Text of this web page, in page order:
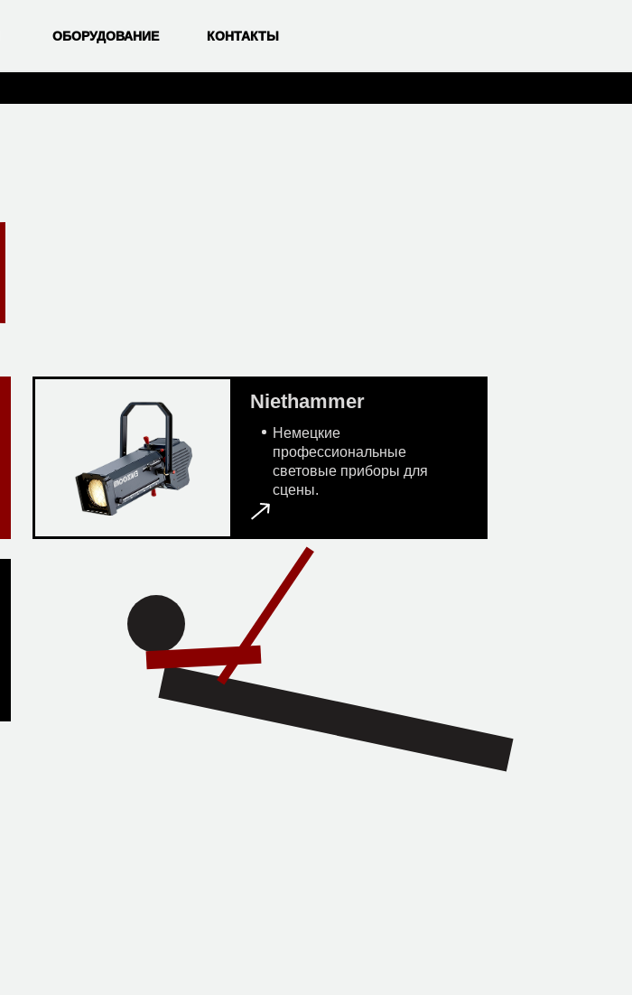
ОБОРУДОВАНИЕ КОНТАКТЫ
Niethammer
Немецкие
профессиональные
световые приборы для
сцены.